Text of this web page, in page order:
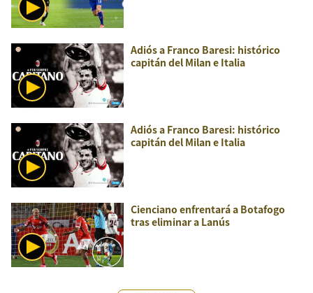
Adiós a Franco Baresi: histórico
capitán del Milan e Italia
Adiós a Franco Baresi: histórico
capitán del Milan e Italia
Cienciano enfrentará a Botafogo
tras eliminar a Lanús